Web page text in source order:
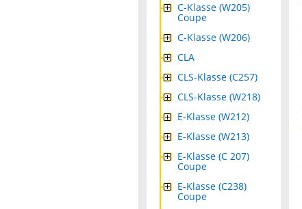
C-Klasse (W205)
Coupe
C-Klasse (W206)
CLA
CLS-Klasse (C257)
CLS-Klasse (W218)
E-Klasse (W212)
E-Klasse (W213)
E-Klasse (C 207)
Coupe
E-Klasse (C238)
Coupe